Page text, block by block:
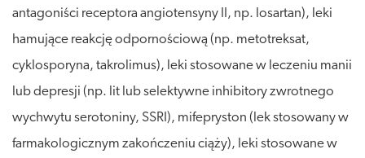
antagoniści receptora angiotensyny II, np. losartan), leki
hamujące reakcję odpornościową (np. metotreksat,
cyklosporyna, takrolimus), leki stosowane w leczeniu manii
lub depresji (np. lit lub selektywne inhibitory zwrotnego
wychwytu serotoniny, SSRI), mifepryston (lek stosowany w
farmakologicznym zakończeniu ciąży), leki stosowane w